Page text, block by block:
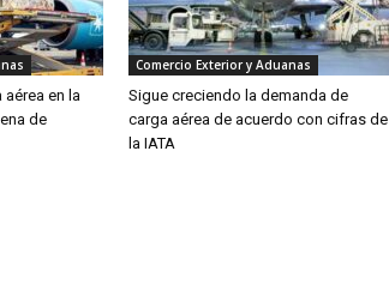
en la
de
Comercio Exterior y Aduanas
Sigue creciendo la demanda de
carga aérea de acuerdo con cifras de
la IATA